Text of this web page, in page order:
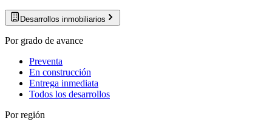
Desarrollos inmobiliarios
Por grado de avance
Preventa
En construcción
Entrega inmediata
Todos los desarrollos
Por región